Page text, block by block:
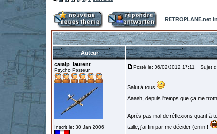
RETROPLANE.net
Auteur
caralp_laurent
Psycho Posteur
Inscrit le: 30 Jan 2006
Posté le: 06/02/2012 17:11 Sujet
Salut à tous
Aaaah, depuis l'temps que ça me
Après pas mal de réflexions quant à
taille, j'ai fini par me décider (enfin !